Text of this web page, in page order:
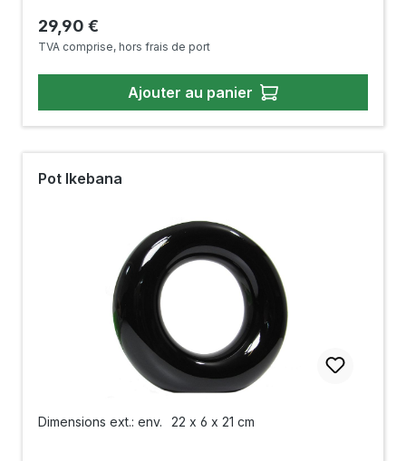
Prix régulier :
29,90 €
TVA comprise, hors frais de port
Ajouter au panier
Pot Ikebana
Dimensions ext.: env. 22 x 6 x 21 cm